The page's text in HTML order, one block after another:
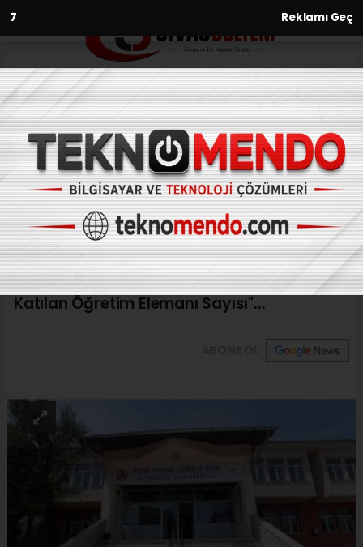
6 Reklamı Geç
Anasayfa
Cumhuriyet üniversitesi bu
alanda 2. Oldu
10.03.2021 - 11:08, Güncelleme: 10.03.2021 - 11:08
Sivas Cumhuriyet Üniversitesi, YÖK İzleme
ve Değerlendirme Genel Raporuna göre
"Uluslararası Değişim Programlarına
Katılan Öğretim Elemanı Sayısı"...